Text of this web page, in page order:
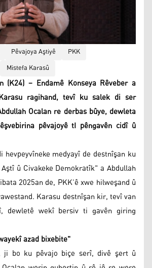
Pêvajoya Aştiyê
PKK
Mistefa Karasû
(K24) – Endamê Konseya Rêveber a
ragihand, tevî ku salek di ser
Ocalan re derbas bûye, dewleta
pêvajoyê tI pêngavên cidî û
hevpeyvîneke medyayî de destnîşan ku
û Civakeke Demokratîk" a Abdullah
2025an de, PKK’ê xwe hilweşand û
Karasu destnîşan kir, tevî van
dewletê wekî bersiv ti gavên giring
azad bixebite"
ji bo ku pêvajo biçe serî, divê şert û